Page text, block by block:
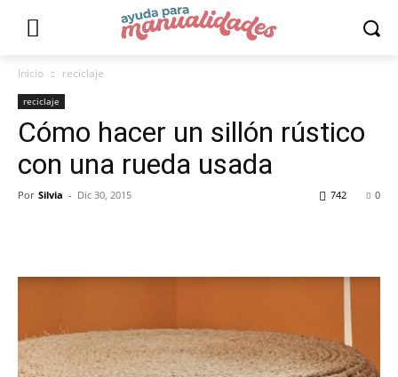
Inicio reciclaje
reciclaje
Cómo hacer un sillón rústico
con una rueda usada
Por Silvia - Dic 30, 2015 0
742